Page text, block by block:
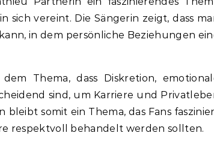
sich vereint. Die Sängerin zeigt, dass
in dem persönliche Beziehungen
Thema, dass Diskretion,
sind, um Karriere und
somit ein Thema, das Fans
respektvoll behandelt werden sollten.